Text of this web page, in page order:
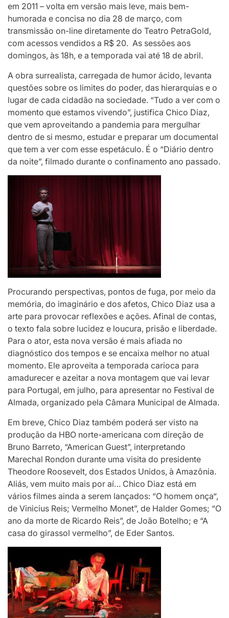
em 2011 – volta em versão mais leve, mais bem-
humorada e concisa no dia 28 de março, com
transmissão on-line diretamente do Teatro PetraGold,
com acessos vendidos a R$ 20. As sessões aos
domingos, às 18h, e a temporada vai até 18 de abril.
A obra surrealista, carregada de humor ácido, levanta
questões sobre os limites do poder, das hierarquias e o
lugar de cada cidadão na sociedade. “Tudo a ver com o
momento que estamos vivendo”, justifica Chico Diaz,
que vem aproveitando a pandemia para mergulhar
dentro de si mesmo, estudar e preparar um documental
que tem a ver com esse espetáculo. É o “Diário dentro
da noite”, filmado durante o confinamento ano passado.
Procurando perspectivas, pontos de fuga, por meio da
memória, do imaginário e dos afetos, Chico Diaz usa a
arte para provocar reflexões e ações. Afinal de contas,
o texto fala sobre lucidez e loucura, prisão e liberdade.
Para o ator, esta nova versão é mais afiada no
diagnóstico dos tempos e se encaixa melhor no atual
momento. Ele aproveita a temporada carioca para
amadurecer e azeitar a nova montagem que vai levar
para Portugal, em julho, para apresentar no Festival de
Almada, organizado pela Câmara Municipal de Almada.
Em breve, Chico Diaz também poderá ser visto na
produção da HBO norte-americana com direção de
Bruno Barreto, “American Guest”, interpretando
Marechal Rondon durante uma visita do presidente
Theodore Roosevelt, dos Estados Unidos, à Amazônia.
Aliás, vem muito mais por aí… Chico Diaz está em
vários filmes ainda a serem lançados: “O homem onça“,
de Vinicius Reis; Vermelho Monet”, de Halder Gomes; “O
ano da morte de Ricardo Reis”, de João Botelho; e “A
casa do girassol vermelho”, de Eder Santos.